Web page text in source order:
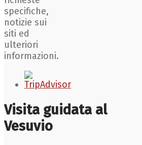
specifiche,
notizie sui
siti ed
ulteriori
informazioni.
Visita guidata al
Vesuvio